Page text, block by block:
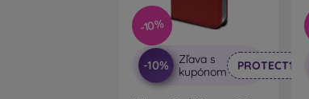
-10%
-10%
Zľava s
kupónom
PROTECT10